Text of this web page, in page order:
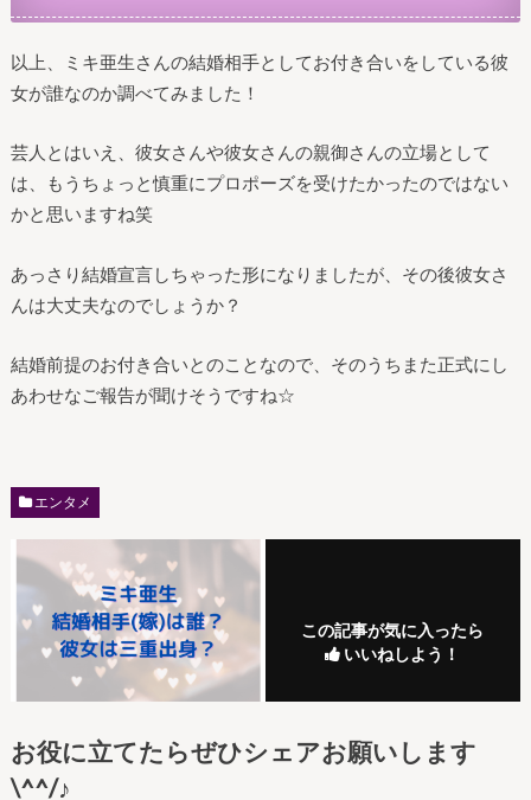
以上、ミキ亜生さんの結婚相手としてお付き合いをしている彼
女が誰なのか調べてみました！
芸人とはいえ、彼女さんや彼女さんの親御さんの立場として
は、もうちょっと慎重にプロポーズを受けたかったのではない
かと思いますね笑
あっさり結婚宣言しちゃった形になりましたが、その後彼女さ
んは大丈夫なのでしょうか？
結婚前提のお付き合いとのことなので、そのうちまた正式にし
あわせなご報告が聞けそうですね☆
エンタメ
この記事が気に入ったら
いいねしよう！
お役に立てたらぜひシェアお願いします
\^^/♪